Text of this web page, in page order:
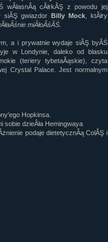
wÂłasnÂą cĂłrkĂŞ z powodu jej
siĂŞ gwiazdor Billy Mock, ktĂłry
miÂłoÂśĂŚ.
a i prywatnie wydaje siĂŞ byĂŚ
w Londynie, daleko od blasku
(teriery tybetaĂąskie), czyta
Crystal Palace. Jest normalnym
Hopkinsa.
dzieÂła Hemingwaya
podaje dietetycznÂą ColĂŞ i